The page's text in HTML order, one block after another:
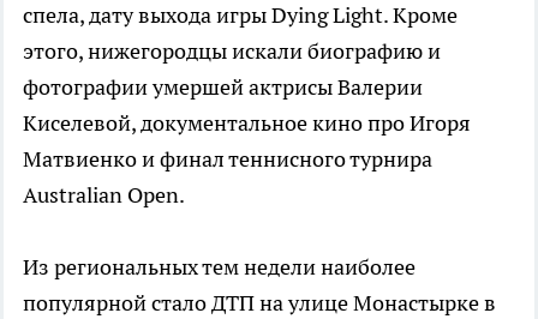
спела, дату выхода игры Dying Light. Кроме
этого, нижегородцы искали биографию и
фотографии умершей актрисы Валерии
Киселевой, документальное кино про Игоря
Матвиенко и финал теннисного турнира
Australian Open.
Из региональных тем недели наиболее
популярной стало ДТП на улице Монастырке в